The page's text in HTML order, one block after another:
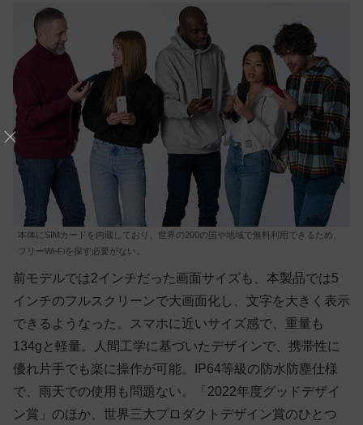
本体にSIMカードを内蔵しており、世界の200の国や地域で無料利用できるため、
フリーWi-Fiを探す必要がない。
前モデルでは2インチだった画面サイズも、本製品では5
インチのフルスクリーンで大画面化し、文字を大きく表示
できるようなった。スマホに近いサイズ感で、重量も
134gと軽量。人間工学に基づいたデザインで、携帯性に
優れ片手でも楽に操作が可能。IP64等級の防水防塵仕様
で、雨天での使用も問題ない。「2022年度グッドデザイ
ン賞」のほか、世界三大プロダクトデザイン賞のひとつ